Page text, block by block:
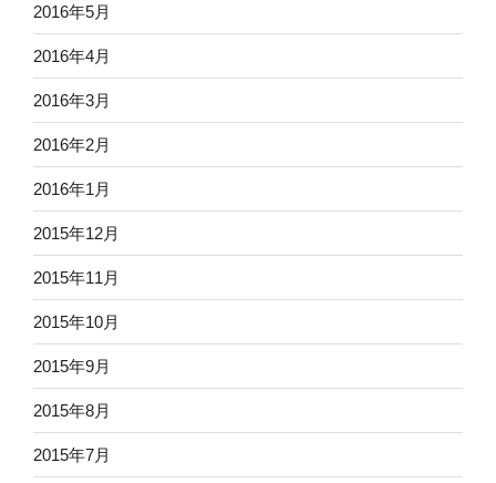
2016年5月
2016年4月
2016年3月
2016年2月
2016年1月
2015年12月
2015年11月
2015年10月
2015年9月
2015年8月
2015年7月